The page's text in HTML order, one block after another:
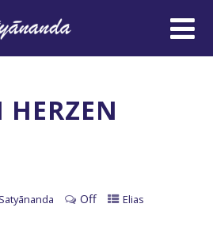
HERZEN
Off
Elias